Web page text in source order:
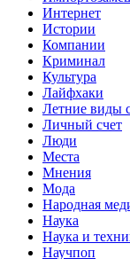
Интернет
Истории
Компании
Криминал
Культура
Лайфхаки
Летние виды
Личный счет
Люди
Места
Мнения
Мода
Народная
Наука
Наука и
Научпоп